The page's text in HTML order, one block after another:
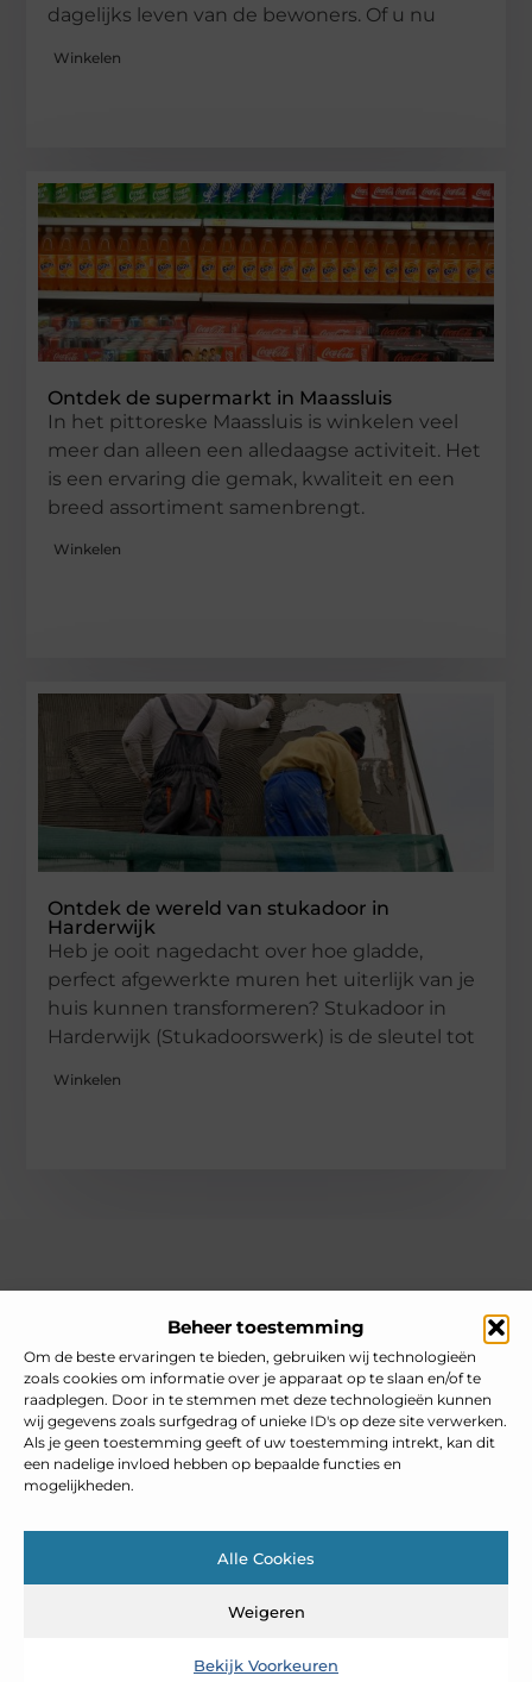
Beheer toestemming
Om de beste ervaringen te bieden, gebruiken wij technologieën
zoals cookies om informatie over je apparaat op te slaan en/of te
raadplegen. Door in te stemmen met deze technologieën kunnen
wij gegevens zoals surfgedrag of unieke ID's op deze site verwerken.
Als je geen toestemming geeft of uw toestemming intrekt, kan dit
een nadelige invloed hebben op bepaalde functies en
mogelijkheden.
Alle Cookies
Weigeren
Bekijk Voorkeuren
dagelijks leven van de bewoners. Of u nu
Winkelen
Ontdek de supermarkt in Maassluis
In het pittoreske Maassluis is winkelen veel
meer dan alleen een alledaagse activiteit. Het
is een ervaring die gemak, kwaliteit en een
breed assortiment samenbrengt.
Winkelen
Ontdek de wereld van stukadoor in
Harderwijk
Heb je ooit nagedacht over hoe gladde,
perfect afgewerkte muren het uiterlijk van je
huis kunnen transformeren? Stukadoor in
Harderwijk (Stukadoorswerk) is de sleutel tot
Winkelen
Jouw gids voor inspiratie en tips uit het dagelijks leven.
Ontdek een brede verzameling blogs en artikelen die je helpen
om het meeste uit elke dag te halen, met praktische adviezen
en verrassende inzichten.
Bericht categorie
@2025 www.heelnederlands.nl. All Right Reserved.